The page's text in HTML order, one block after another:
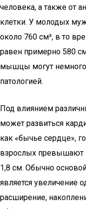
человека, а также от
клетки. У молодых
около 760 см³, в то
равен примерно 580
мышцы могут немного
патологией.
Под влиянием
может развиться
как «бычье сердце»,
взрослых превышают
1,8 см. Обычно
является увеличение
расширение,